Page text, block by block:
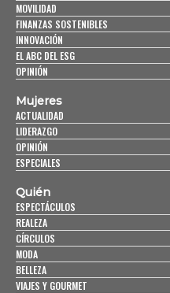
MOVILIDAD
FINANZAS SOSTENIBLES
INNOVACIÓN
EL ABC DEL ESG
OPINIÓN
Mujeres
ACTUALIDAD
LIDERAZGO
OPINIÓN
ESPECIALES
Quién
ESPECTÁCULOS
REALEZA
CÍRCULOS
MODA
BELLEZA
VIAJES Y GOURMET